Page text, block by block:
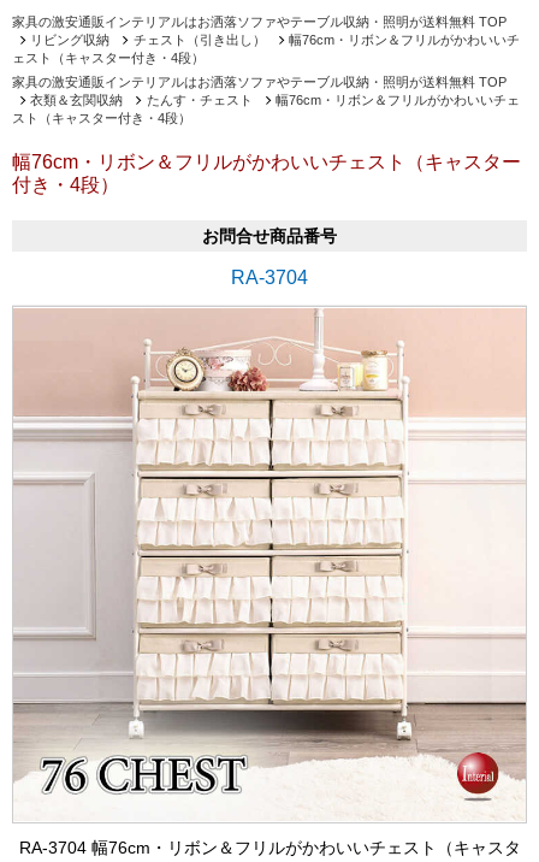
家具の激安通販インテリアルはお洒落ソファやテーブル収納・照明が送料無料 TOP
リビング収納
チェスト（引き出し）
幅76cm・リボン＆フリルがかわいいチ
ェスト（キャスター付き・4段）
家具の激安通販インテリアルはお洒落ソファやテーブル収納・照明が送料無料 TOP
衣類＆玄関収納
たんす・チェスト
幅76cm・リボン＆フリルがかわいいチェ
スト（キャスター付き・4段）
幅76cm・リボン＆フリルがかわいいチェスト（キャスター
付き・4段）
お問合せ商品番号
RA-3704
RA-3704 幅76cm・リボン＆フリルがかわいいチェスト（キャスタ